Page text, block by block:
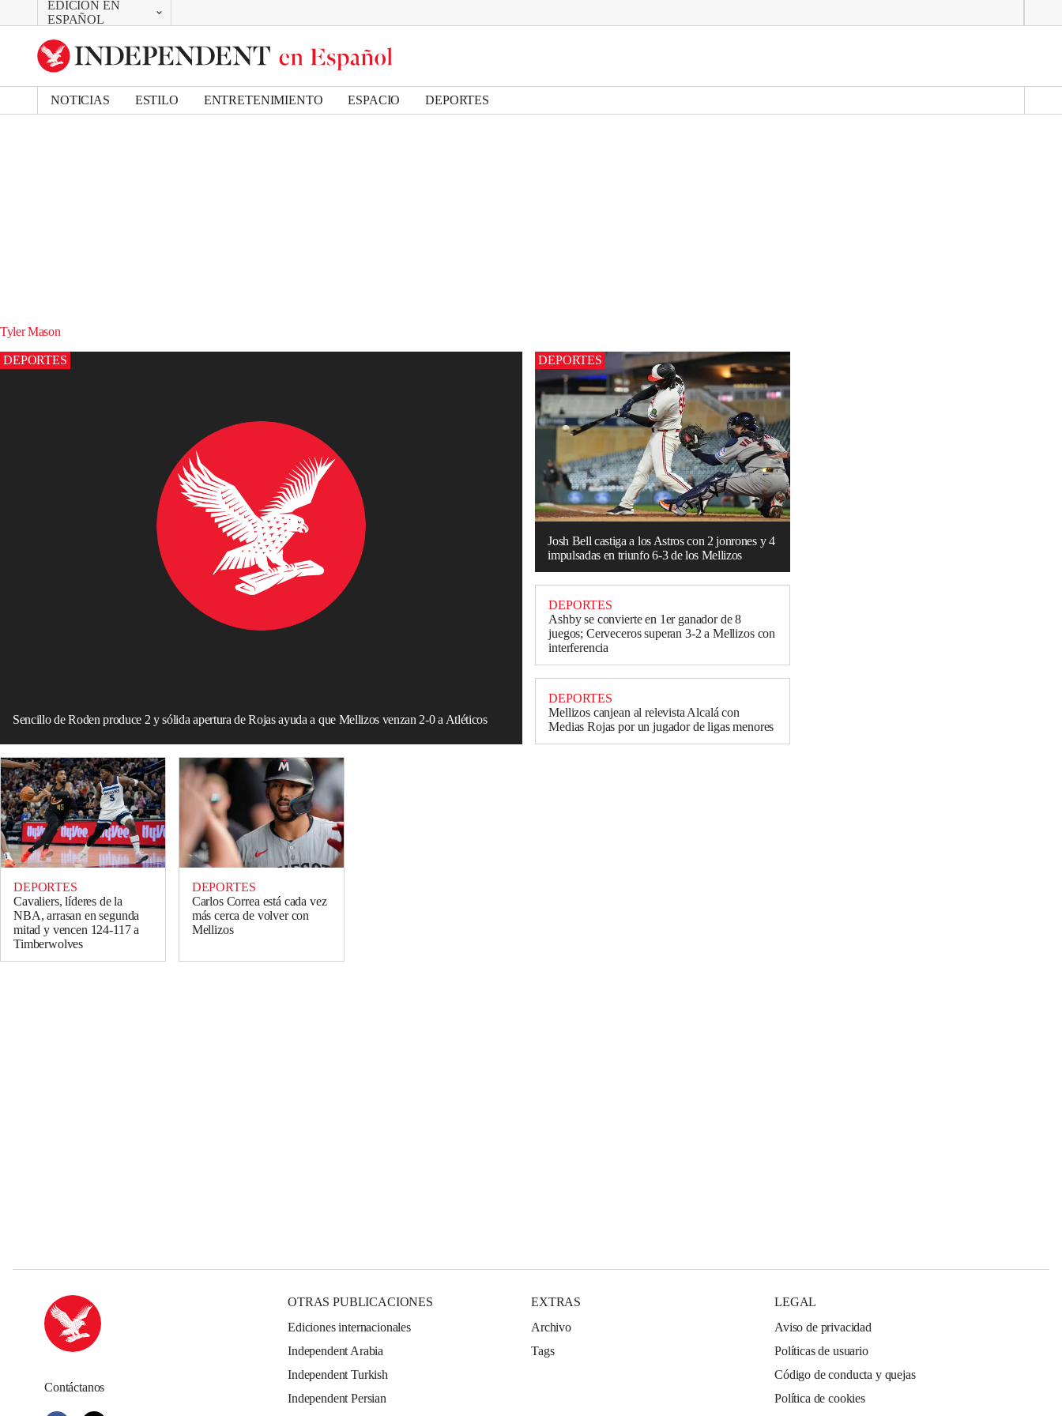
EDICIÓN EN
ESPAÑOL
CAMBIAR
UK Edition
US Edition
NOTICIAS ESTILO ENTRETENIMIENTO ESPACIO DEPORTES
Tyler Mason
DEPORTES
Sencillo de Roden produce 2 y sólida apertura de Rojas ayuda a que Mellizos venzan 2-0 a Atléticos
DEPORTES
Josh Bell castiga a los Astros con 2 jonrones y 4
impulsadas en triunfo 6-3 de los Mellizos
DEPORTES
Ashby se convierte en 1er ganador de 8
juegos; Cerveceros superan 3-2 a Mellizos con
interferencia
DEPORTES
Mellizos canjean al relevista Alcalá con
Medias Rojas por un jugador de ligas menores
DEPORTES
Cavaliers, líderes de la
NBA, arrasan en segunda
mitad y vencen 124-117 a
Timberwolves
DEPORTES
Carlos Correa está cada vez
más cerca de volver con
Mellizos
Contáctanos
OTRAS PUBLICACIONES
Ediciones internacionales
Independent Arabia
Independent Turkish
Independent Persian
EXTRAS
Archivo
Tags
LEGAL
Aviso de privacidad
Políticas de usuario
Código de conducta y quejas
Política de cookies